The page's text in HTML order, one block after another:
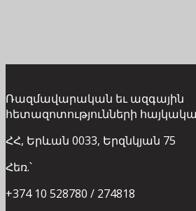
Ռազմավարական եւ ազգային
հետազոտությունների
ՀՀ, Երևան 0033, Երզնկյան 75
Հեռ.՝
+374 10 528780 / 274818